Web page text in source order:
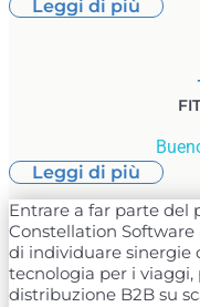
Leggi di più
Leggi di più
Entrare a far parte del
Constellation
di individuare sinergie
tecnologia per i
distribuzione B2B su